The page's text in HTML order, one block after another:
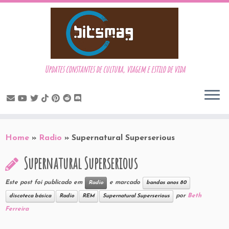
to
Updates constantes de cultura, viagem e estilo de vida
Home » Radio » Supernatural Superserious
Supernatural Superserious
Este post foi publicado em Radio e marcado bandas anos 80
discoteca básica Radio REM Supernatural Superserious por Beth
Ferreira